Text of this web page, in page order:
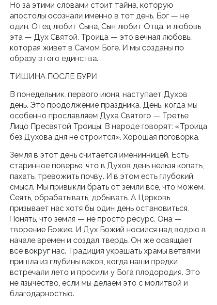
Но за этими словами стоит тайна, которую
апостолы осознали именно в тот день. Бог — не
один. Отец любит Сына, Сын любит Отца, и любовь
эта — Дух Святой. Троица — это вечная любовь,
которая живет в Самом Боге. И мы созданы по
образу этого единства.
ТИШИНА ПОСЛЕ БУРИ
В понедельник, первого июня, наступает Духов
день. Это продолжение праздника. День, когда мы
особенно прославляем Духа Святого — Третье
Лицо Пресвятой Троицы. В народе говорят: «Троица
без Духова дня не строится». Хорошая поговорка.
Земля в этот день считается именинницей. Есть
старинное поверье, что в Духов день нельзя копать,
пахать, тревожить почву. И в этом есть глубокий
смысл. Мы привыкли брать от земли все, что можем.
Сеять, обрабатывать, добывать. А Церковь
призывает нас хотя бы один день остановиться.
Понять, что земля — не просто ресурс. Она —
творение Божие. И Дух Божий носился над водою в
начале времен и создал твердь. Он же освящает
все вокруг нас. Традиция украшать храмы ветвями
пришла из глубины веков, когда наши предки
встречали лето и просили у Бога плодородия. Это
не язычество, если мы делаем это с молитвой и
благодарностью.